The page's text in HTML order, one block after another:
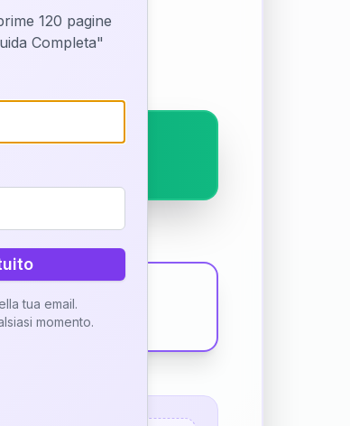
120 pagine
Completa"
tua email.
momento.